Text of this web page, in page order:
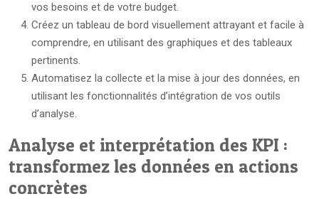
vos besoins et de votre budget.
Créez un tableau de bord visuellement attrayant et facile à
comprendre, en utilisant des graphiques et des tableaux
pertinents.
Automatisez la collecte et la mise à jour des données, en
utilisant les fonctionnalités d’intégration de vos outils
d’analyse.
Analyse et interprétation des KPI :
transformez les données en actions
concrètes